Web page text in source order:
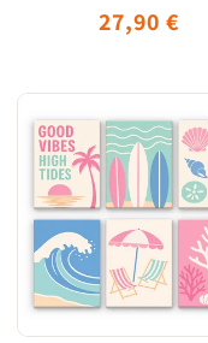
Prix
27,90 €